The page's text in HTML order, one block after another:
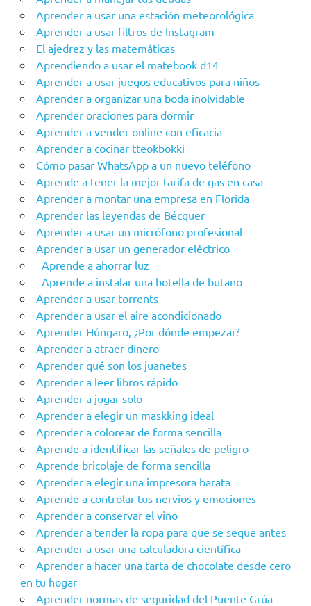
Aprender a usar una estación meteorológica
Aprender a usar filtros de Instagram
El ajedrez y las matemáticas
Aprendiendo a usar el matebook d14
Aprender a usar juegos educativos para niños
Aprender a organizar una boda inolvidable
Aprender oraciones para dormir
Aprender a vender online con eficacia
Aprender a cocinar tteokbokki
Cómo pasar WhatsApp a un nuevo teléfono
Aprende a tener la mejor tarifa de gas en casa
Aprender a montar una empresa en Florida
Aprender las leyendas de Bécquer
Aprender a usar un micrófono profesional
Aprender a usar un generador eléctrico
Aprende a ahorrar luz
Aprende a instalar una botella de butano
Aprender a usar torrents
Aprender a usar el aire acondicionado
Aprender Húngaro, ¿Por dónde empezar?
Aprender a atraer dinero
Aprender qué son los juanetes
Aprender a leer libros rápido
Aprender a jugar solo
Aprender a elegir un maskking ideal
Aprender a colorear de forma sencilla
Aprende a identificar las señales de peligro
Aprende bricolaje de forma sencilla
Aprender a elegir una impresora barata
Aprende a controlar tus nervios y emociones
Aprender a conservar el vino
Aprender a tender la ropa para que se seque antes
Aprender a usar una calculadora científica
Aprender a hacer una tarta de chocolate desde cero
en tu hogar
Aprender‌ ‌‌normas‌ ‌de‌ ‌seguridad‌ ‌del‌ ‌Puente‌ ‌Grúa‌ ‌